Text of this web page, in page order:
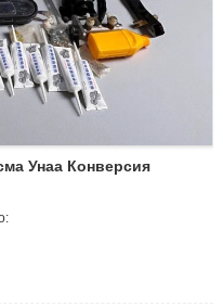
Унаа Конверсия